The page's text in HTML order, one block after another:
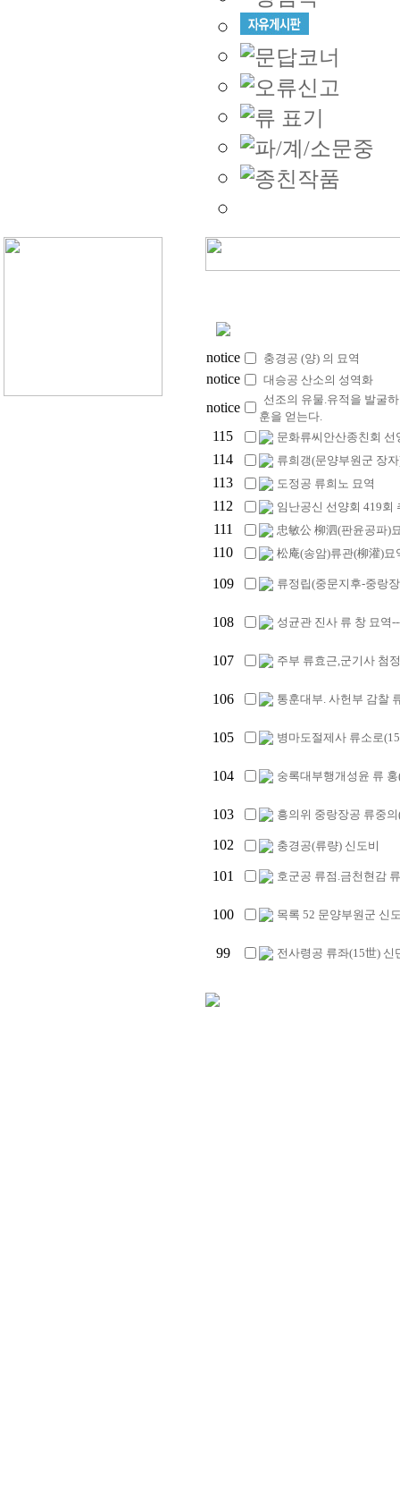
notice 충경공 (양) 의 묘역
notice 대승공 산소의 성역화
notice
선조의 유물.유적을 발굴
훈을 얻는다.
115 문화류씨안산종친회 선
114 류희갱(문양부원군 장
113 도정공 류희노 묘역
112 임난공신 선양회 419회
111 忠敏公 柳泗(판윤공파)
110 松庵(송암)류관(柳灌)묘
109 류정립(중문지후-중랑
108 성균관 진사 류 창 묘역
107 주부 류효근,군기사 첨
106 통훈대부. 사헌부 감찰
105 병마도절제사 류소로
104 숭록대부행개성윤 류
103 흥의위 중랑장공 류중
102 충경공(류량) 신도비
101 호군공 류점.금천현감
100 목록 52 문양부원군 신
99 전사령공 류좌(15世) 신